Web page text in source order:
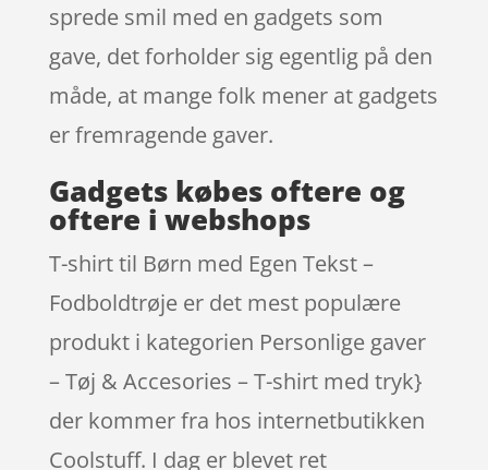
sprede smil med en gadgets som
gave, det forholder sig egentlig på den
måde, at mange folk mener at gadgets
er fremragende gaver.
Gadgets købes oftere og
oftere i webshops
T-shirt til Børn med Egen Tekst –
Fodboldtrøje er det mest populære
produkt i kategorien Personlige gaver
– Tøj & Accesories – T-shirt med tryk}
der kommer fra hos internetbutikken
Coolstuff. I dag er blevet ret